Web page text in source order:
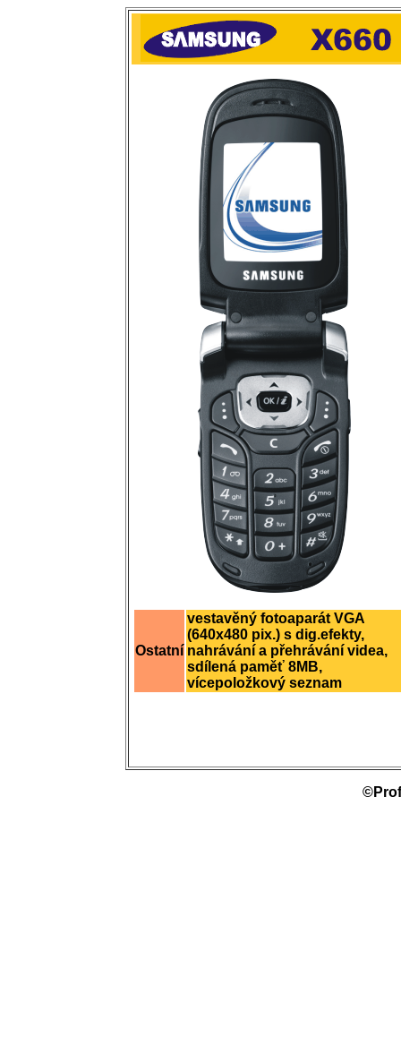
Ostatní
vestavěný fotoaparát VGA
(640x480 pix.) s dig.efekty,
nahrávání a přehrávání videa,
sdílená paměť 8MB,
vícepoložkový seznam